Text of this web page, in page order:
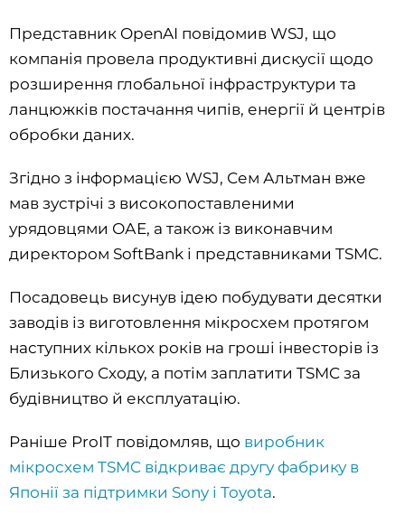
Представник OpenAI повідомив WSJ, що
компанія провела продуктивні дискусії щодо
розширення глобальної інфраструктури та
ланцюжків постачання чипів, енергії й центрів
обробки даних.
Згідно з інформацією WSJ, Сем Альтман вже
мав зустрічі з високопоставленими
урядовцями ОАЕ, а також із виконавчим
директором SoftBank і представниками TSMC.
Посадовець висунув ідею побудувати десятки
заводів із виготовлення мікросхем протягом
наступних кількох років на гроші інвесторів із
Близького Сходу, а потім заплатити TSMC за
будівництво й експлуатацію.
Раніше ProIT повідомляв, що виробник
мікросхем TSMC відкриває другу фабрику в
Японії за підтримки Sony і Toyota.